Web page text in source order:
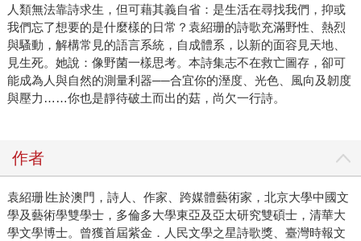
人類無法靠詩求生，但可藉其義自省：是生活在尋找我們，抑或
我們忘了想要的是什麼樣的日常？袁紹珊的詩歌充滿野性、熱烈
與騷動，解構常見的語言系統，自成體系，以新的面容見天地、
見生死。她說：像野菌一樣思考。本詩集志不在救亡圖存，卻可
能成為人與自然的測量利器──合宜你的溼度、光色、風向及韌度
與壓力……你也是靜待破土而出的菇，尚欠一行詩。
作者
袁紹珊∣生於澳門，詩人、作家、跨媒體藝術家，北京大學中國文
學及藝術學雙學士，多倫多大學東亞及亞太研究雙碩士，清華大
學文學博士。曾獲首屆紫金．人民文學之星詩歌獎、臺灣時報文